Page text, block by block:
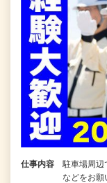
仕事内容
駐車場周辺
などをお願